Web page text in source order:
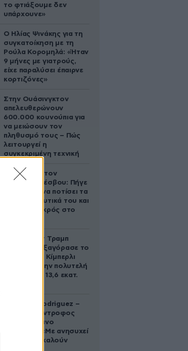
το φτιάξουμε δεν
υπάρχουνε»
Ο Ηλίας Ψινάκης για τη
συγκατοίκηση με τη
Ρούλα Κορομηλά: «Ήταν
9 μήνες με γιατρούς,
είχε παραλύσει έπαιρνε
κορτιζόνες»
Στην Ουάσινγκτον
απελευθερώνουν
600.000 κουνούπια για
να μειώσουν τον
πληθυσμό τους – Πώς
λειτουργεί η
συγκεκριμένη τεχνική
Τραγωδία στον
Ασώματο Λέσβου: Πήγε
στο κτήμα να ποτίσει τα
οπωροκηπευτικά του και
βρέθηκε νεκρός στο
Ο Ντόναλντ Τραμπ
Τζούνιορ εξαγόρασε το
μερίδιο της Κίμπερλι
Γκίλφοϊλ στην πολυτελή
έπαυλη των 13,6 εκατ.
Georgina Rodriguez –
Ξεσπά η σύντροφος
του Κριστιάνο
Ρονάλντο: «Με ανησυχεί
που με αποκαλούν